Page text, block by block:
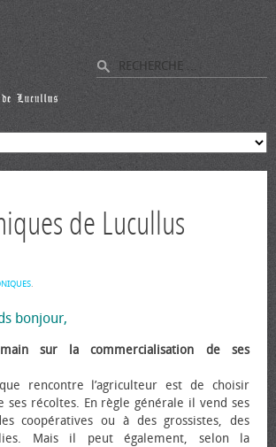
de Lucullus
.
bonjour,
sur la commercialisation de ses
rencontre l’agriculteur est de choisir
ses récoltes. En règle générale il vend ses
coopératives ou à des grossistes, des
Mais il peut également, selon la